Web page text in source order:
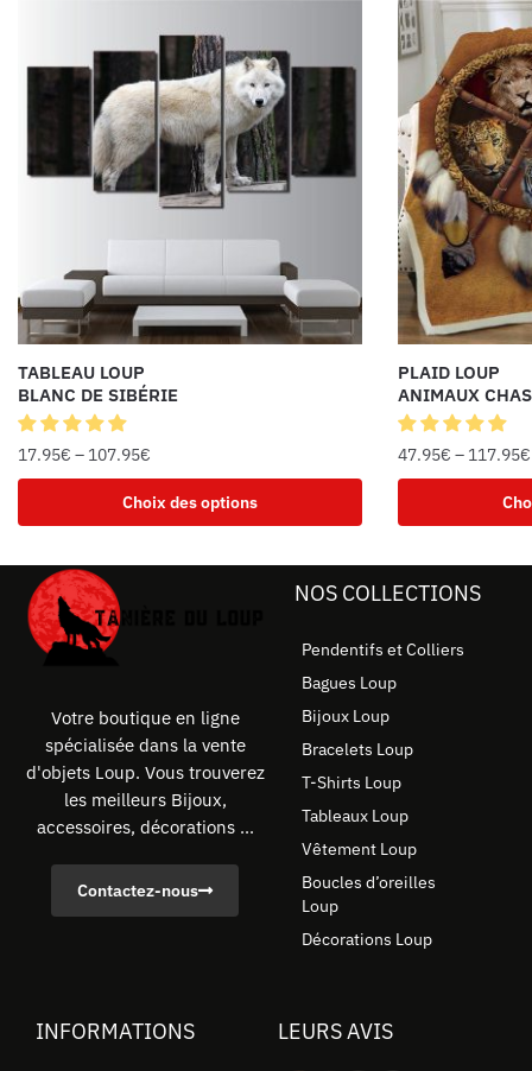
TABLEAU LOUP
BLANC DE SIBÉRIE
17.95€ – 107.95€
Choix des options
PLAID LOUP
ANIMAUX
47.95€ – 117.95€
Votre boutique en ligne
spécialisée dans la vente
d'objets Loup. Vous trouverez
les meilleurs Bijoux,
accessoires, décorations ...
Contactez-nous
NOS COLLECTIONS
Pendentifs et Colliers
Bagues Loup
Bijoux Loup
Bracelets Loup
T-Shirts Loup
Tableaux Loup
Vêtement Loup
Boucles d’oreilles
Loup
Décorations Loup
INFORMATIONS LEURS AVIS